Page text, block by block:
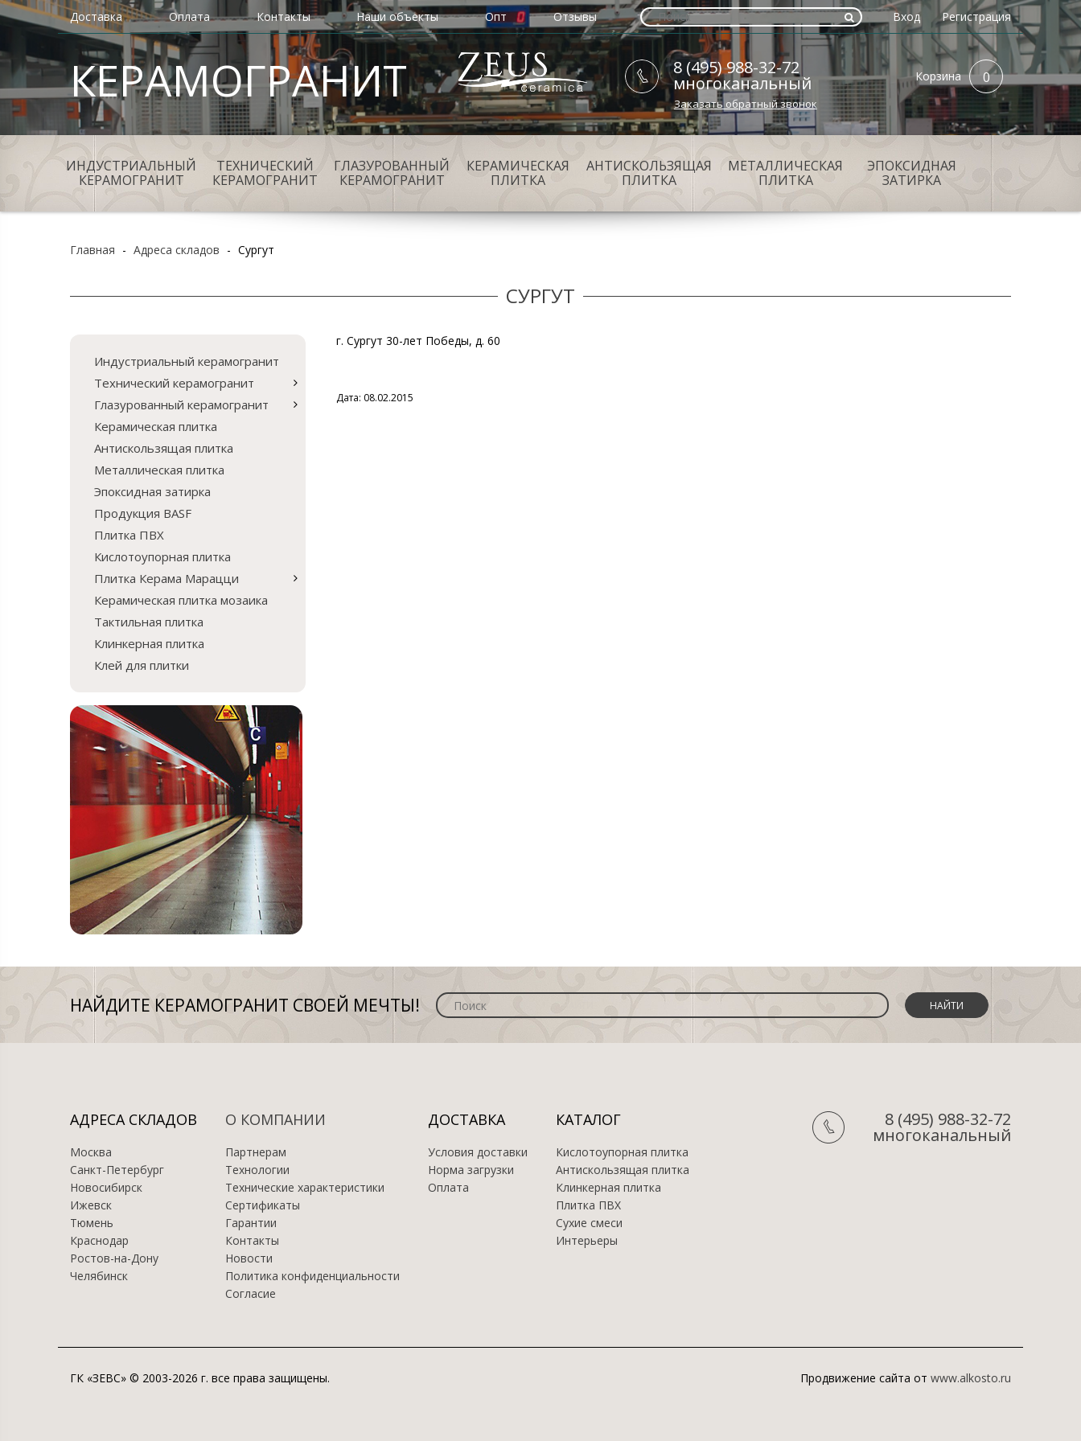
Доставка Оплата Контакты Наши объекты Опт Отзывы Вход Регистрация
КЕРАМОГРАНИТ Корзина 0
8 (495) 988-32-72
многоканальный
Заказать обратный звонок
ИНДУСТРИАЛЬНЫЙ
КЕРАМОГРАНИТ
ТЕХНИЧЕСКИЙ
КЕРАМОГРАНИТ
ГЛАЗУРОВАННЫЙ
КЕРАМОГРАНИТ
КЕРАМИЧЕСКАЯ
ПЛИТКА
АНТИСКОЛЬЗЯЩАЯ
ПЛИТКА
МЕТАЛЛИЧЕСКАЯ
ПЛИТКА
ЭПОКСИДНАЯ
ЗАТИРКА
Главная - Адреса складов - Сургут
СУРГУТ
Индустриальный керамогранит
Технический керамогранит
Глазурованный керамогранит
Керамическая плитка
Антискользящая плитка
Металлическая плитка
Эпоксидная затирка
Продукция BASF
Плитка ПВХ
Кислотоупорная плитка
Плитка Керама Марацци
Керамическая плитка мозаика
Тактильная плитка
Клинкерная плитка
Клей для плитки
г. Сургут 30-лет Победы, д. 60
Дата: 08.02.2015
НАЙДИТЕ КЕРАМОГРАНИТ СВОЕЙ МЕЧТЫ! НАЙТИ
АДРЕСА СКЛАДОВ
Москва
Санкт-Петербург
Новосибирск
Ижевск
Тюмень
Краснодар
Ростов-на-Дону
Челябинск
О КОМПАНИИ
Партнерам
Технологии
Технические характеристики
Сертификаты
Гарантии
Контакты
Новости
Политика конфиденциальности
Согласие
ДОСТАВКА
Условия доставки
Норма загрузки
Оплата
КАТАЛОГ
Кислотоупорная плитка
Антискользящая плитка
Клинкерная плитка
Плитка ПВХ
Сухие смеси
Интерьеры
8 (495) 988-32-72
многоканальный
ГК «ЗЕВС» © 2003-2026 г. все права защищены. Продвижение сайта от www.alkosto.ru